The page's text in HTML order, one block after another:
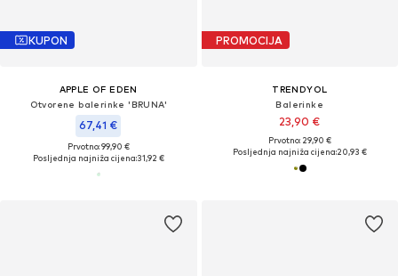
KUPON
APPLE OF EDEN
Otvorene balerinke 'BRUNA'
67,41 €
Prvotno: 99,90 €
Posljednja najniža cijena:31,92 €
PROMOCIJA
TRENDYOL
Balerinke
23,90 €
Prvotno: 29,90 €
Posljednja najniža cijena:20,93 €